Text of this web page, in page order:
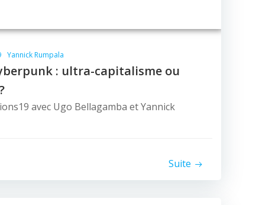
Yannick Rumpala
: ultra-capitalisme ou
avec Ugo Bellagamba et Yannick
Suite